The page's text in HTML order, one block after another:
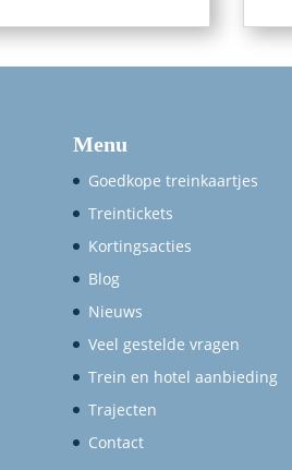
Menu
Goedkope treinkaartjes
Treintickets
Kortingsacties
Blog
Nieuws
Veel gestelde vragen
Trein en hotel aanbieding
Trajecten
Contact